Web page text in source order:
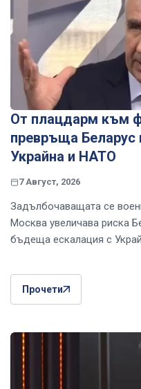
От плацдарм към
превръща
Украйна и НАТО
7 Август, 2026
Задълбочаващата се
Москва увеличава риска
бъдеща ескалация с
Прочети